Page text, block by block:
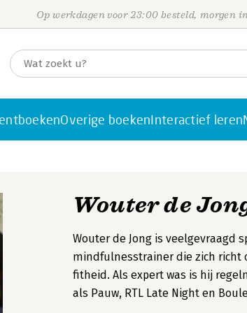
Op werkdagen voor 23:00 besteld, morgen
Overige boekenInteractief leren
Wouter de
Wouter de Jong is veelgevraagd
mindfulnesstrainer die zich richt
fitheid. Als expert was is hij
als Pauw, RTL Late Night en